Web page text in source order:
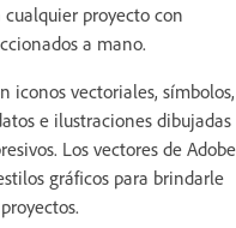
proyecto con
a mano.
vectoriales, símbolos,
e ilustraciones dibujadas
Los vectores de Adobe
gráficos para brindarle